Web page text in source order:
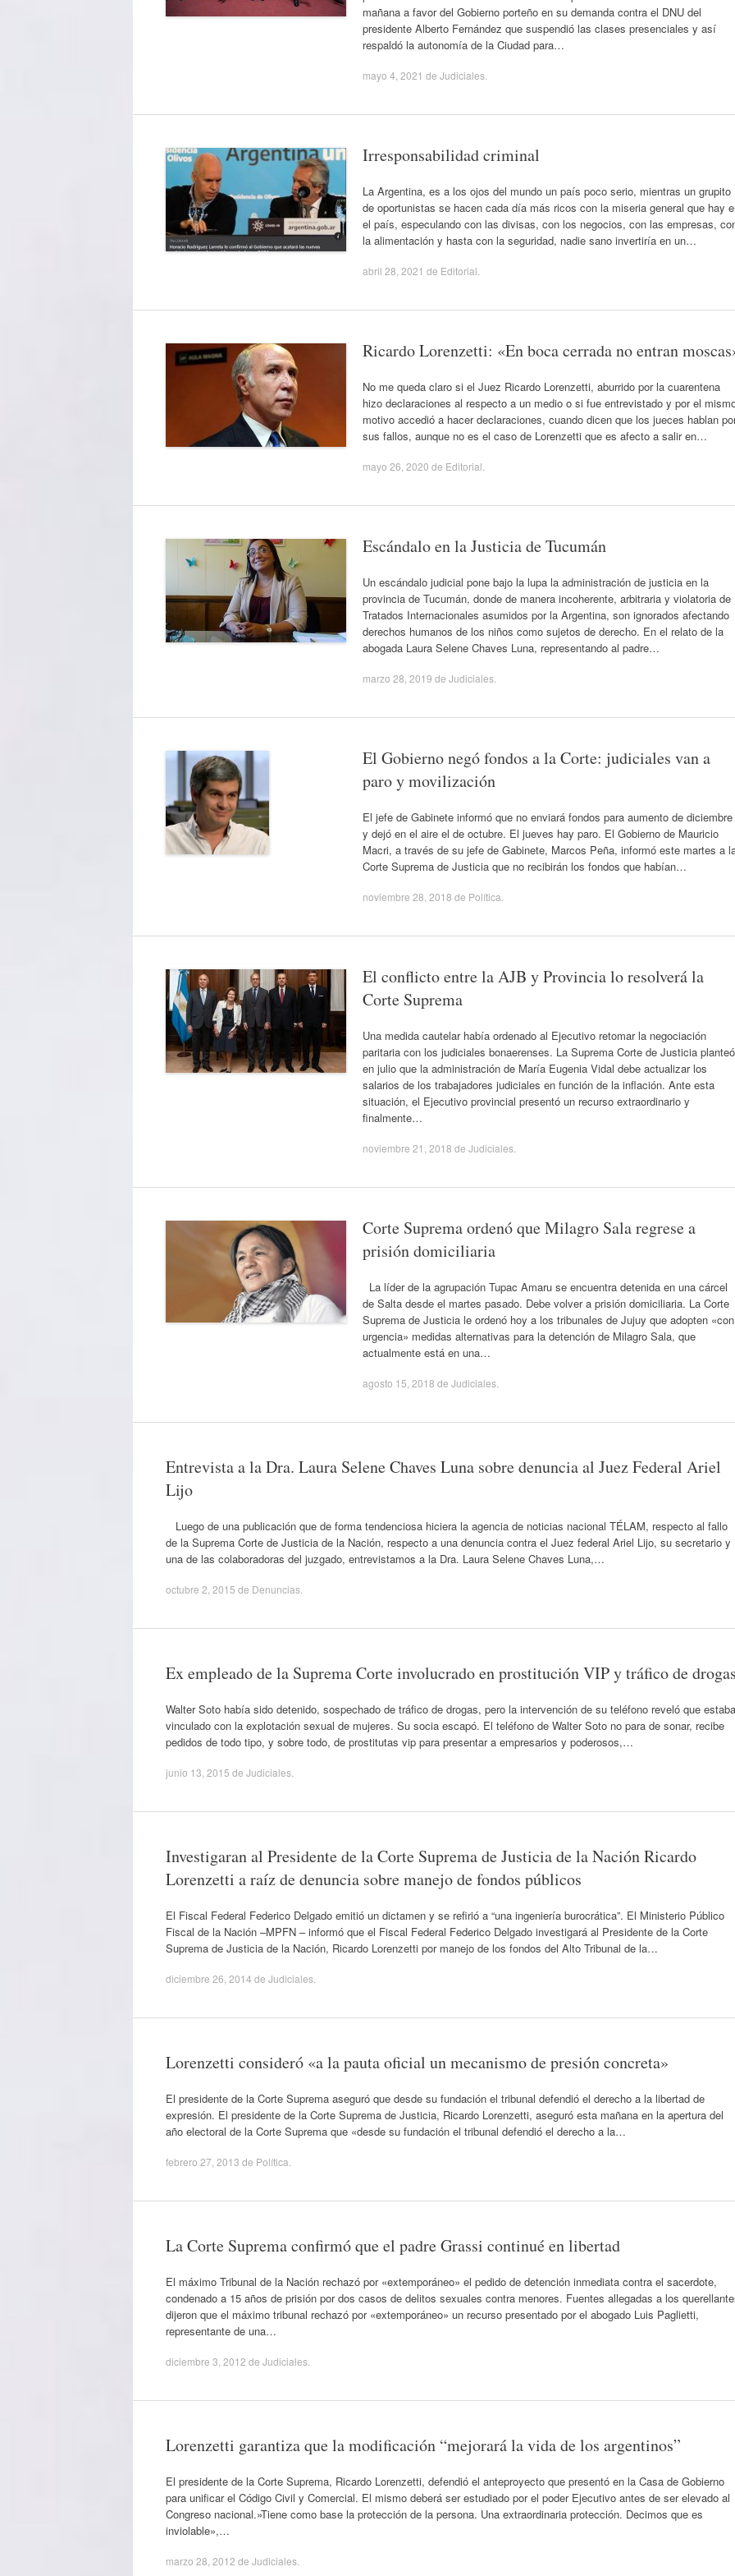
mañana a favor del Gobierno porteño en su demanda contra el DNU del
presidente Alberto Fernández que suspendió las clases presenciales y así
respaldó la autonomía de la Ciudad para…
mayo 4, 2021 de Judiciales
Irresponsabilidad criminal
La Argentina, es a los ojos del mundo un país poco serio, mientras un grupito
de oportunistas se hacen cada día más ricos con la miseria general que hay
el país, especulando con las divisas, con los negocios, con las empresas,
la alimentación y hasta con la seguridad, nadie sano invertiría en un…
abril 28, 2021 de Editorial
Ricardo Lorenzetti: «En boca cerrada no entran
No me queda claro si el Juez Ricardo Lorenzetti, aburrido por la cuarentena
hizo declaraciones al respecto a un medio o si fue entrevistado y por el
motivo accedió a hacer declaraciones, cuando dicen que los jueces hablan
sus fallos, aunque no es el caso de Lorenzetti que es afecto a salir en…
mayo 26, 2020 de Editorial
Escándalo en la Justicia de Tucumán
Un escándalo judicial pone bajo la lupa la administración de justicia en la
provincia de Tucumán, donde de manera incoherente, arbitraria y violatoria de
Tratados Internacionales asumidos por la Argentina, son ignorados afectando
derechos humanos de los niños como sujetos de derecho. En el relato de la
abogada Laura Selene Chaves Luna, representando al padre…
marzo 28, 2019 de Judiciales
El Gobierno negó fondos a la Corte: judiciales van a
paro y movilización
El jefe de Gabinete informó que no enviará fondos para aumento de diciembre
y dejó en el aire el de octubre. El jueves hay paro. El Gobierno de Mauricio
Macri, a través de su jefe de Gabinete, Marcos Peña, informó este martes a
Corte Suprema de Justicia que no recibirán los fondos que habían…
noviembre 28, 2018 de Política
El conflicto entre la AJB y Provincia lo resolverá la
Corte Suprema
Una medida cautelar había ordenado al Ejecutivo retomar la negociación
paritaria con los judiciales bonaerenses. La Suprema Corte de Justicia planteó
en julio que la administración de María Eugenia Vidal debe actualizar los
salarios de los trabajadores judiciales en función de la inflación. Ante esta
situación, el Ejecutivo provincial presentó un recurso extraordinario y
finalmente…
noviembre 21, 2018 de Judiciales
Corte Suprema ordenó que Milagro Sala regrese a
prisión domiciliaria
La líder de la agrupación Tupac Amaru se encuentra detenida en una cárcel
de Salta desde el martes pasado. Debe volver a prisión domiciliaria. La Corte
Suprema de Justicia le ordenó hoy a los tribunales de Jujuy que adopten «con
urgencia» medidas alternativas para la detención de Milagro Sala, que
actualmente está en una…
agosto 15, 2018 de Judiciales
Entrevista a la Dra. Laura Selene Chaves Luna sobre denuncia al Juez Federal Ariel
Lijo
Luego de una publicación que de forma tendenciosa hiciera la agencia de noticias nacional TÉLAM, respecto al fallo
de la Suprema Corte de Justicia de la Nación, respecto a una denuncia contra el Juez federal Ariel Lijo, su secretario y
una de las colaboradoras del juzgado, entrevistamos a la Dra. Laura Selene Chaves Luna,…
octubre 2, 2015 de Denuncias
Ex empleado de la Suprema Corte involucrado en prostitución VIP y tráfico de
Walter Soto había sido detenido, sospechado de tráfico de drogas, pero la intervención de su teléfono reveló que estaba
vinculado con la explotación sexual de mujeres. Su socia escapó. El teléfono de Walter Soto no para de sonar, recibe
pedidos de todo tipo, y sobre todo, de prostitutas vip para presentar a empresarios y poderosos,…
junio 13, 2015 de Judiciales
Investigaran al Presidente de la Corte Suprema de Justicia de la Nación Ricardo
Lorenzetti a raíz de denuncia sobre manejo de fondos públicos
El Fiscal Federal Federico Delgado emitió un dictamen y se refirió a “una ingeniería burocrática”. El Ministerio Público
Fiscal de la Nación –MPFN – informó que el Fiscal Federal Federico Delgado investigará al Presidente de la Corte
Suprema de Justicia de la Nación, Ricardo Lorenzetti por manejo de los fondos del Alto Tribunal de la…
diciembre 26, 2014 de Judiciales
Lorenzetti consideró «a la pauta oficial un mecanismo de presión concreta»
El presidente de la Corte Suprema aseguró que desde su fundación el tribunal defendió el derecho a la libertad de
expresión. El presidente de la Corte Suprema de Justicia, Ricardo Lorenzetti, aseguró esta mañana en la apertura del
año electoral de la Corte Suprema que «desde su fundación el tribunal defendió el derecho a la…
febrero 27, 2013 de Política
La Corte Suprema confirmó que el padre Grassi continué en libertad
El máximo Tribunal de la Nación rechazó por «extemporáneo» el pedido de detención inmediata contra el sacerdote,
condenado a 15 años de prisión por dos casos de delitos sexuales contra menores. Fuentes allegadas a los
dijeron que el máximo tribunal rechazó por «extemporáneo» un recurso presentado por el abogado Luis Paglietti,
representante de una…
diciembre 3, 2012 de Judiciales
Lorenzetti garantiza que la modificación “mejorará la vida de los argentinos”
El presidente de la Corte Suprema, Ricardo Lorenzetti, defendió el anteproyecto que presentó en la Casa de Gobierno
para unificar el Código Civil y Comercial. El mismo deberá ser estudiado por el poder Ejecutivo antes de ser elevado al
Congreso nacional.»Tiene como base la protección de la persona. Una extraordinaria protección. Decimos que es
inviolable»,…
marzo 28, 2012 de Judiciales